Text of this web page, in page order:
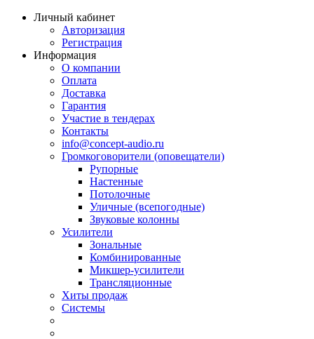
Личный кабинет
Авторизация
Регистрация
Информация
О компании
Оплата
Доставка
Гарантия
Участие в тендерах
Контакты
info@concept-audio.ru
Громкоговорители (оповещатели)
Рупорные
Настенные
Потолочные
Уличные (всепогодные)
Звуковые колонны
Усилители
Зональные
Комбинированные
Микшер-усилители
Трансляционные
Хиты продаж
Системы